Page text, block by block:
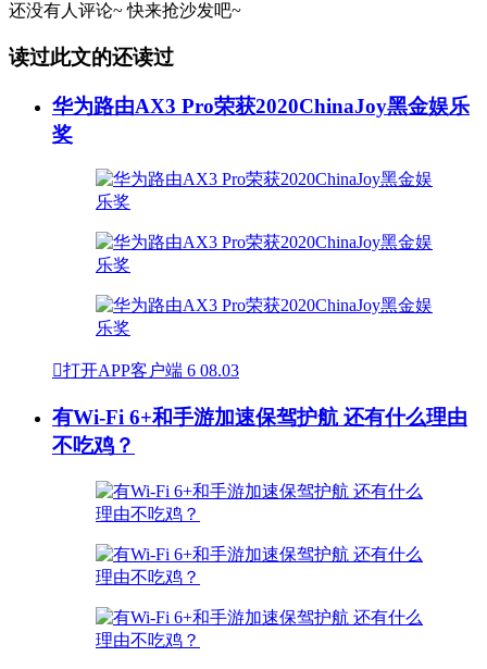
还没有人评论~ 快来抢沙发吧~
读过此文的还读过
华为路由AX3 Pro荣获2020ChinaJoy黑金娱乐
奖
打开APP客户端 6 08.03
有Wi-Fi 6+和手游加速保驾护航 还有什么理由
不吃鸡？